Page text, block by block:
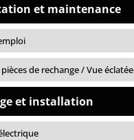
et maintenance
de rechange / Vue éclatée
et installation